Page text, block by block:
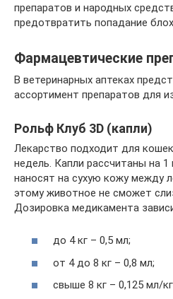
препаратов и народных
предотвратить попадание
Фармацевтические
В ветеринарных аптеках
ассортимент препаратов для
Рольф Клуб 3D (капли)
Лекарство подходит для
недель. Капли рассчитаны на
наносят на сухую кожу между
этому животное не сможет
Дозировка медикамента
до 4 кг – 0,5 мл;
от 4 до 8 кг – 0,8 мл;
свыше 8 кг – 0,125 мл/